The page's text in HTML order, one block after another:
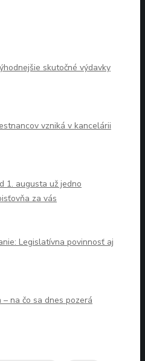
skutočné výdavky
vzniká v kancelárii
1. augusta už jedno
za vás
Legislatívna povinnosť aj
na čo sa dnes pozerá